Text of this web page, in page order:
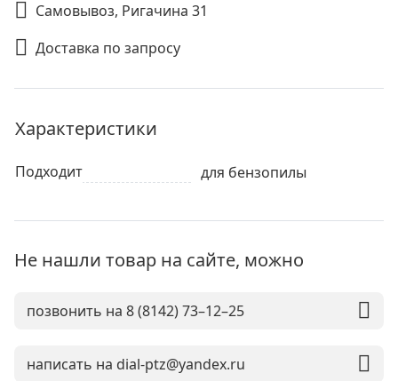
Самовывоз, Ригачина 31
Доставка по запросу
Характеристики
Подходит для бензопилы
Не нашли товар на сайте, можно
позвонить на 8 (8142) 73–12–25
написать на dial-ptz@yandex.ru